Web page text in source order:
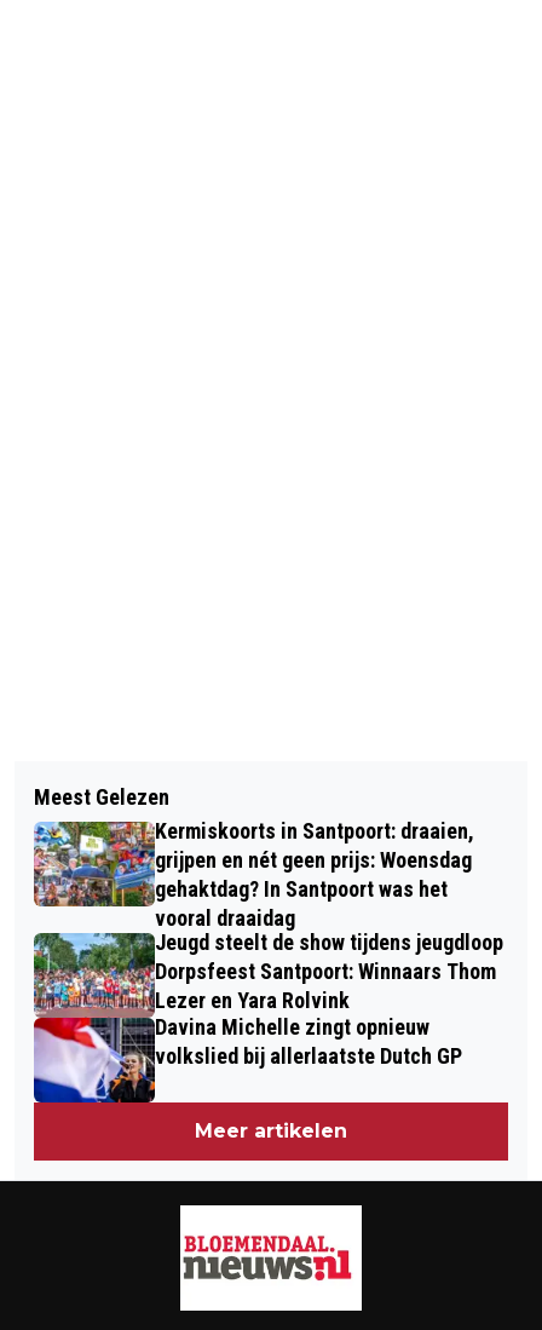
BRANDWEER REDT TWEE MENSEN UIT
DAKGOOT BIJ BRAND SCHOTERWEG
HAARLEM
INTERNATIONAAL ORGELFESTIVAL
‘HEEL HAARLEM ORGELT’ START OP
16 JULI 2022
Meest Gelezen
Kermiskoorts in Santpoort: draaien,
grijpen en nét geen prijs: Woensdag
gehaktdag? In Santpoort was het
vooral draaidag
Jeugd steelt de show tijdens jeugdloop
Dorpsfeest Santpoort: Winnaars Thom
Lezer en Yara Rolvink
Davina Michelle zingt opnieuw
volkslied bij allerlaatste Dutch GP
Meer artikelen